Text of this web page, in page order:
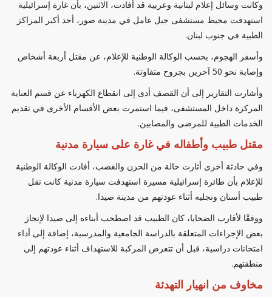
وكانت وسائل إعلام لبنانية وعربية قد أفادت، الاثنين، بأن غارة إسرائيلية
استهدفت محيط مستشفى جبل عامل في مدينة صور، أحد أكبر المراكز
الطبية في جنوب لبنان.
وأسفر الهجوم، بحسب الوكالة الوطنية للإعلام، عن مقتل أربعة أشخاص
وإصابة نحو 50 آخرين بجروح متفاوتة.
وأشارت التقارير إلى أن القصف أدى إلى انقطاع الكهرباء عن قسم العناية
المركزة داخل المستشفى، فيما استمرت بعض الأقسام الأخرى في تقديم
الخدمات الطبية للمرضى والمصابين.
مقتل طبيب وأطفاله في غارة على سيارة مدنية
وفي حادثة أخرى أثارت حالة من الحزن والغضب، أفادت الوكالة الوطنية
للإعلام بأن طائرة إسرائيلية مسيرة استهدفت سيارة مدنية كانت تقل
طبيب أسنان ونجليه أثناء عودتهم من مدينة صيدا.
ووفقًا لأقارب الضحايا، كان الطبيب قد اصطحب أبناءه إلى صيدا لإنجاز
بعض الإجراءات المتعلقة بالدراسة الجامعية والمدرسية، إضافة إلى أداء
امتحانات دراسية، قبل أن تتعرض المركبة للاستهداف أثناء عودتهم إلى
منطقتهم.
مخاوف من انهيار التهدئة